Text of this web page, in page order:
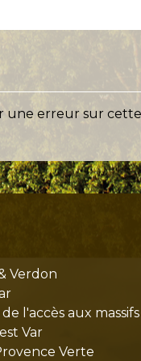
une erreur sur
Verdon
l'accès aux
Var
Verte